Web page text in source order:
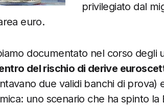
privilegiato dal
euro.
documentato nel corso degli
del rischio di derive
due validi banchi di prova)
uno scenario che ha spinto la